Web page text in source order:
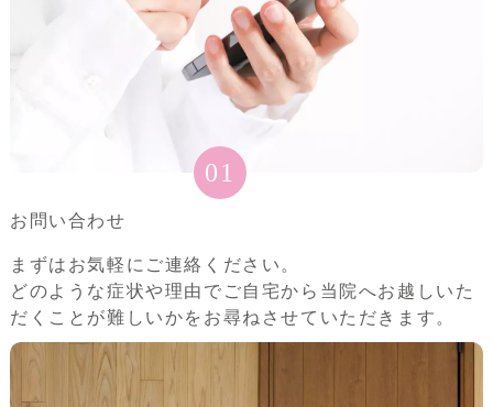
01
お問い合わせ
まずはお気軽にご連絡ください。
どのような症状や理由でご自宅から当院へお越しいた
だくことが難しいかをお尋ねさせていただきます。